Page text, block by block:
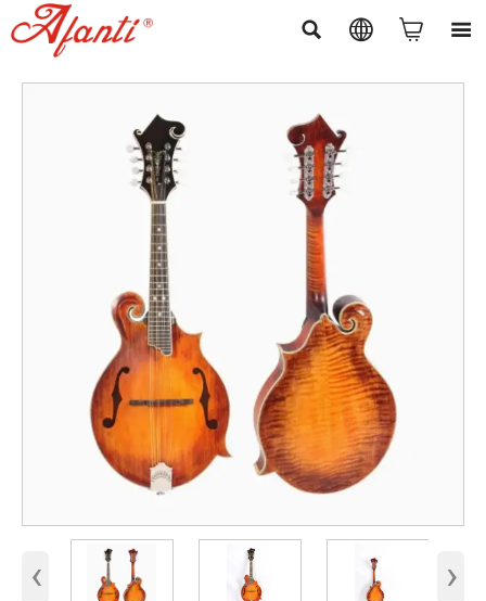
   
‹ ›